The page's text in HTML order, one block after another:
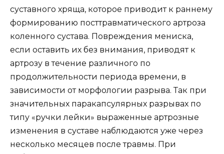
суставного хряща, которое приводит к раннему
формированию посттравматического артроза
коленного сустава. Повреждения мениска,
если оставить их без внимания, приводят к
артрозу в течение различного по
продолжительности периода времени, в
зависимости от морфологии разрыва. Так при
значительных паракапсулярных разрывах по
типу «ручки лейки» выраженные артрозные
изменения в суставе наблюдаются уже через
несколько месяцев после травмы. При